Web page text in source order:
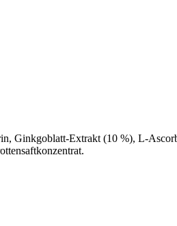
Ginkgoblatt-Extrakt (10 %), L-